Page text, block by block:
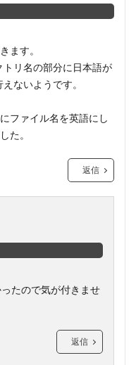
ます。
リ名の部分に日本語が
ないようです。
ファイル名を英語にし
た。
返信
たので気が付きませ
返信